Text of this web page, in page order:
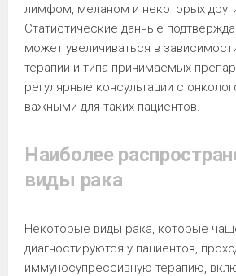
лимфом, меланом и некоторых
Статистические данные
может увеличиваться в
терапии и типа принимаемых
регулярные консультации с
важными для таких пациентов.
Наиболее
виды рака
Некоторые виды рака, которые
диагностируются у пациентов,
иммуносупрессивную терапию,